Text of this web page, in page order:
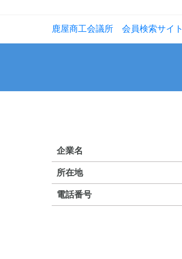
鹿屋商工会議所 会員検索サイト
企業名
所在地
電話番号